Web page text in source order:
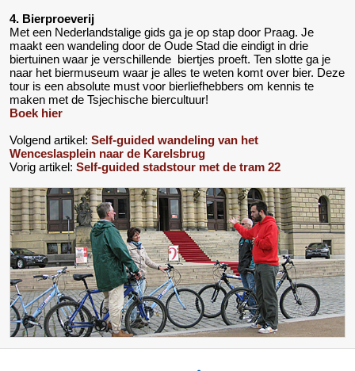
4. Bierproeverij
Met een Nederlandstalige gids ga je op stap door Praag. Je
maakt een wandeling door de Oude Stad die eindigt in drie
biertuinen waar je verschillende biertjes proeft. Ten slotte ga je
naar het biermuseum waar je alles te weten komt over bier. Deze
tour is een absolute must voor bierliefhebbers om kennis te
maken met de Tsjechische biercultuur!
Boek hier
Volgend artikel: Self-guided wandeling van het
Wenceslasplein naar de Karelsbrug
Vorig artikel: Self-guided stadstour met de tram 22